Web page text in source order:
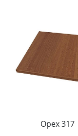
Орех 317